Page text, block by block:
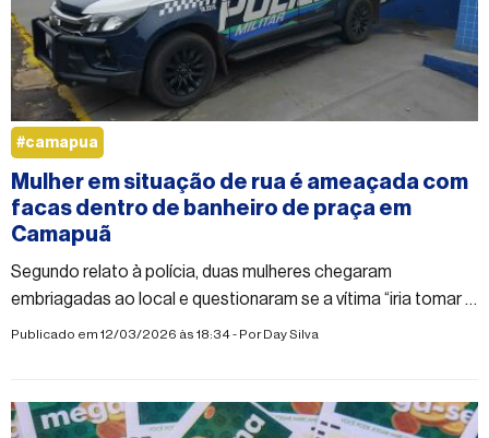
Mulher em situação de rua é ameaçada com
facas dentro de banheiro de praça em
Camapuã
Segundo relato à polícia, duas mulheres chegaram
embriagadas ao local e questionaram se a vítima “iria tomar o
lugar delas de novo”
Publicado em 12/03/2026 às 18:34 - PorDay Silva
#camapua